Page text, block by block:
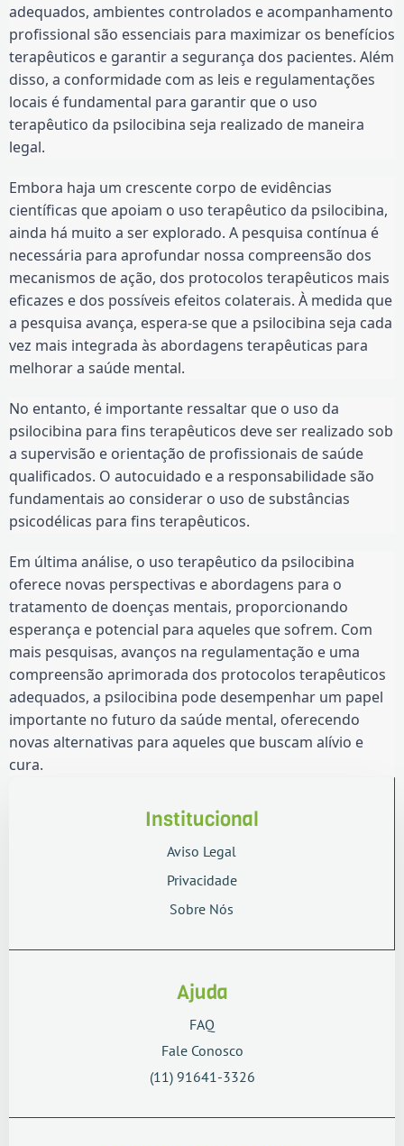
adequados, ambientes controlados e acompanhamento
profissional são essenciais para maximizar os benefícios
terapêuticos e garantir a segurança dos pacientes. Além
disso, a conformidade com as leis e regulamentações
locais é fundamental para garantir que o uso
terapêutico da psilocibina seja realizado de maneira
legal.
Embora haja um crescente corpo de evidências
científicas que apoiam o uso terapêutico da psilocibina,
ainda há muito a ser explorado. A pesquisa contínua é
necessária para aprofundar nossa compreensão dos
mecanismos de ação, dos protocolos terapêuticos mais
eficazes e dos possíveis efeitos colaterais. À medida que
a pesquisa avança, espera-se que a psilocibina seja cada
vez mais integrada às abordagens terapêuticas para
melhorar a saúde mental.
No entanto, é importante ressaltar que o uso da
psilocibina para fins terapêuticos deve ser realizado sob
a supervisão e orientação de profissionais de saúde
qualificados. O autocuidado e a responsabilidade são
fundamentais ao considerar o uso de substâncias
psicodélicas para fins terapêuticos.
Em última análise, o uso terapêutico da psilocibina
oferece novas perspectivas e abordagens para o
tratamento de doenças mentais, proporcionando
esperança e potencial para aqueles que sofrem. Com
mais pesquisas, avanços na regulamentação e uma
compreensão aprimorada dos protocolos terapêuticos
adequados, a psilocibina pode desempenhar um papel
importante no futuro da saúde mental, oferecendo
novas alternativas para aqueles que buscam alívio e
cura.
Institucional
Aviso Legal
Privacidade
Sobre Nós
Ajuda
FAQ
Fale Conosco
(11) 91641-3326